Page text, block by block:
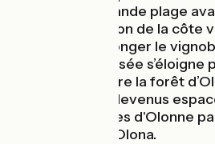
flâner sur sa grande plage
route en direction de la côte
sur-Mer et de longer le
Mer. La Vélodyssée
et serpente entre la forêt
marais salants devenus
rejoint Les Sables d'Olonne
plaisance, Port Olona.